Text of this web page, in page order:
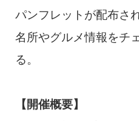
パンフレットが配布さ
名所やグルメ情報をチ
る。
【開催概要】